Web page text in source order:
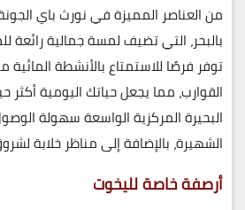
من العناصر المميزة في نورث باي
بالبحر، التي تضيف لمسة جمالية رائعة
توفر فرصًا للاستمتاع بالأنشطة
القوارب، مما يجعل حياتك اليومية أكثر
البحيرة المركزية الواسعة سهولة
الشهيرة، بالإضافة إلى مناظر خلابة
أرصفة خاصة لليخوت